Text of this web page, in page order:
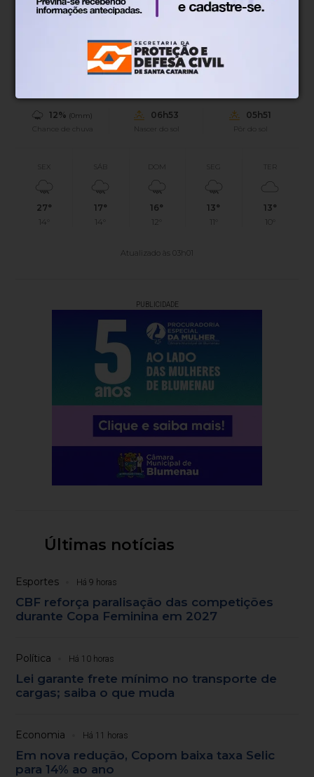
18°
Mín.
0.94km/h
Vento
12% (0mm)
Chance de chuva
06h53
Nascer do sol
05h51
Pôr do sol
SEX
27°
14°
SÁB
17°
14°
DOM
16°
12°
SEG
13°
11°
TER
13°
10°
Atualizado às 03h01
PUBLICIDADE
Últimas notícias
Esportes Há 9 horas
CBF reforça paralisação das competições
durante Copa Feminina em 2027
Política Há 10 horas
Lei garante frete mínimo no transporte de
cargas; saiba o que muda
Economia Há 11 horas
Em nova redução, Copom baixa taxa Selic
para 14% ao ano